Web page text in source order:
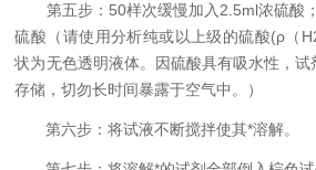
第五步：50样次缓慢加入2.5ml浓硫酸
硫酸（请使用分析纯或以上级的硫酸(ρ（
状为无色透明液体。因硫酸具有吸水性，
存储，切勿长时间暴露于空气中。）
第六步：将试液不断搅拌使其*溶解。